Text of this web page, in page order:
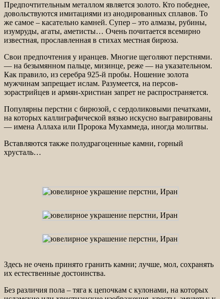
Предпочтительным металлом является золото. Кто победнее,
довольствуются имитациями из анодированных сплавов. То
же самое – касательно камней. Супер – это алмазы, рубины,
изумруды, агаты, аметисты… Очень почитается всемирно
известная, прославленная в стихах местная бирюза.
Свои предпочтения у иранцев. Многие щеголяют перстнями.
— на безымянном пальце, мизинце, реже — на указательном.
Как правило, из серебра 925-й пробы. Ношение золота
мужчинам запрещает ислам. Разумеется, на персов-
зорастрийцев и армян-христиан запрет не распространяется.
Популярны перстни с бирюзой, с сердоликовыми печатками,
на которых каллиграфической вязью искусно выгравированы
— имена Аллаха или Пророка Мухаммеда, иногда молитвы.
Вставляются также полудрагоценные камни, горный
хрусталь…
Здесь не очень принято гранить камни; лучше, мол, сохранять
их естественные достоинства.
Без различия пола – тяга к цепочкам с кулонами, на которых